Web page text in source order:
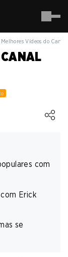
Melhores Vídeos do
CANAL
com
Erick
se